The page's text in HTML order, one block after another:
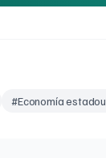
#Economía